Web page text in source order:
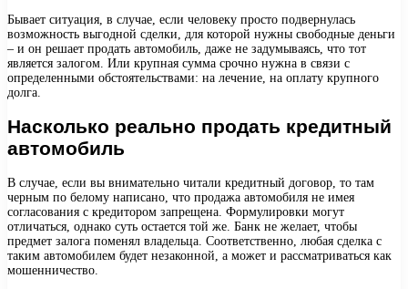
Бывает ситуация, в случае, если человеку просто подвернулась
возможность выгодной сделки, для которой нужны свободные деньги
– и он решает продать автомобиль, даже не задумываясь, что тот
является залогом. Или крупная сумма срочно нужна в связи с
определенными обстоятельствами: на лечение, на оплату крупного
долга.
Насколько реально продать кредитный
автомобиль
В случае, если вы внимательно читали кредитный договор, то там
черным по белому написано, что продажа автомобиля не имея
согласования с кредитором запрещена. Формулировки могут
отличаться, однако суть остается той же. Банк не желает, чтобы
предмет залога поменял владельца. Соответственно, любая сделка с
таким автомобилем будет незаконной, а может и рассматриваться как
мошенничество.